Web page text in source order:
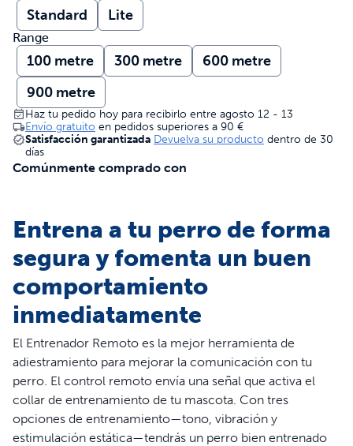
Standard Lite
Range
100 metre 300 metre
600 metre
900 metre
Haz tu pedido hoy para recibirlo entre agosto 12 - 13
Envío gratuito en pedidos superiores a 90 €
Satisfacción garantizada Devuelva su producto dentro de 30
días
Comúnmente comprado con
Entrena a tu perro de forma
segura y fomenta un buen
comportamiento
inmediatamente
El Entrenador Remoto es la mejor herramienta de
adiestramiento para mejorar la comunicación con tu
perro. El control remoto envía una señal que activa el
collar de entrenamiento de tu mascota. Con tres
opciones de entrenamiento—tono, vibración y
estimulación estática—tendrás un perro bien entrenado